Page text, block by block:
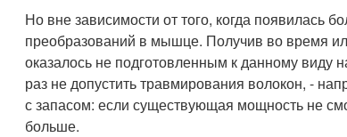
Но вне зависимости от того, когда появилась
преобразований в мышце. Получив во время
оказалось не подготовленным к данному виду
раз не допустить травмирования волокон, -
с запасом: если существующая мощность не
больше.